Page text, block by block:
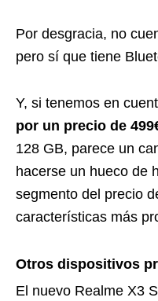
Por desgracia, no
pero sí que tiene
Y, si tenemos en
por un precio de
128 GB, parece un
hacerse un hueco de
segmento del precio
características más
Otros dispositivos
El nuevo Realme X3